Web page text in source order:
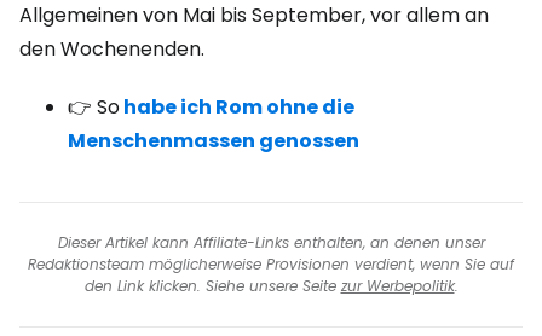
Allgemeinen von Mai bis September, vor allem an
den Wochenenden.
👉 Sohabe ich Rom ohne die
Menschenmassen genossen
Dieser Artikel kann Affiliate-Links enthalten, an denen unser
Redaktionsteam möglicherweise Provisionen verdient, wenn Sie auf
den Link klicken. Siehe unsere Seite zur Werbepolitik.